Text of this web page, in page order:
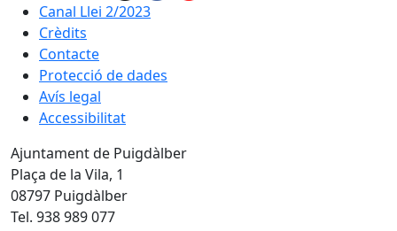
Canal Llei 2/2023
Crèdits
Contacte
Protecció de dades
Avís legal
Accessibilitat
Ajuntament de Puigdàlber
Plaça de la Vila, 1
08797 Puigdàlber
Tel. 938 989 077